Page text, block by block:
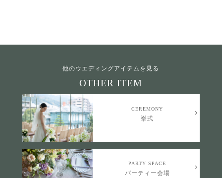
他のウエディングアイテムを見る
OTHER ITEM
CEREMONY
挙式
PARTY SPACE
パーティー会場